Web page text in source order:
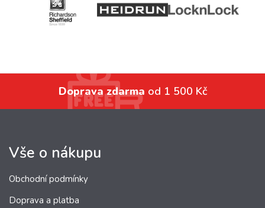
Doprava zdarma od 1 500 Kč
Vše o nákupu
Obchodní podmínky
Doprava a platba